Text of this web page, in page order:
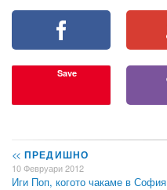
Save
<< ПРЕДИШНО
10 Февруари 2012
Иги Поп, когото чакаме в София